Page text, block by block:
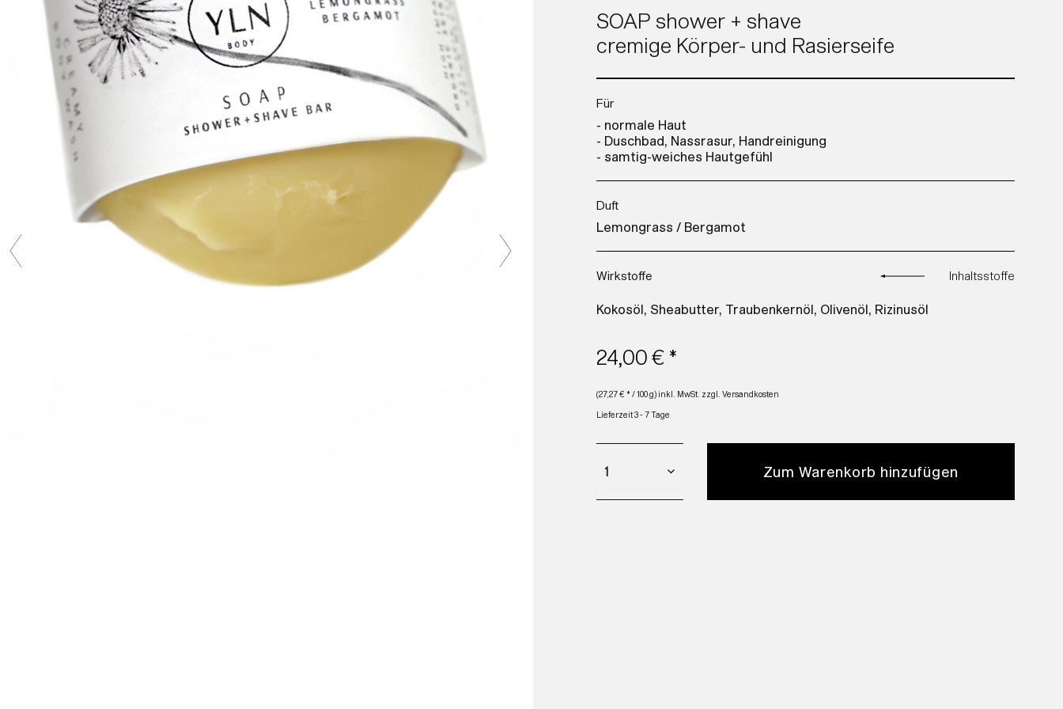
SOAP shower + shave
cremige Körper- und Rasierseife
Für
- normale Haut
- Duschbad, Nassrasur, Handreinigung
- samtig-weiches Hautgefühl
Duft
Lemongrass / Bergamot
Wirkstoffe Inhaltsstoffe
Kokosöl, Sheabutter, Traubenkernöl, Olivenöl, Rizinusöl
24,00 € *
(27,27 € * / 100 g) inkl. MwSt. zzgl. Versandkosten
Lieferzeit 3 - 7 Tage
Zum Warenkorb hinzufügen